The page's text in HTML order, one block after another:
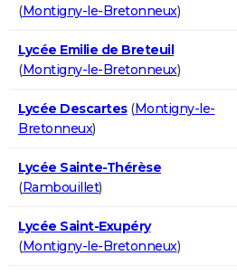
(Montigny-le-Bretonneux)
Lycée Emilie de Breteuil
(Montigny-le-Bretonneux)
Lycée Descartes(Montigny-le-
Bretonneux)
Lycée Sainte-Thérèse
(Rambouillet)
Lycée Saint-Exupéry
(Montigny-le-Bretonneux)